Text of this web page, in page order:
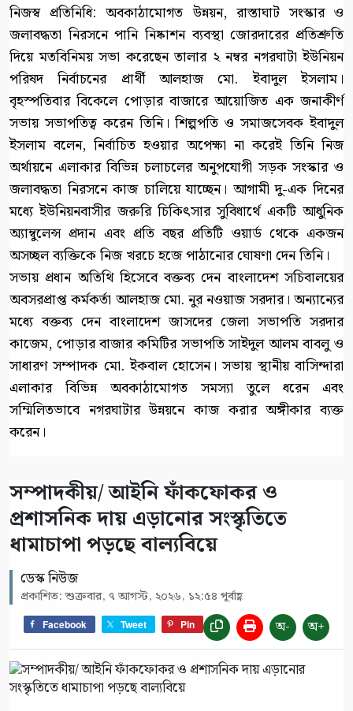
নিজস্ব প্রতিনিধি: অবকাঠামোগত উন্নয়ন, রাস্তাঘাট সংস্কার ও
জলাবদ্ধতা নিরসনে পানি নিষ্কাশন ব্যবস্থা জোরদারের প্রতিশ্রুতি
দিয়ে মতবিনিময় সভা করেছেন তালার ২ নম্বর নগরঘাটা ইউনিয়ন
পরিষদ নির্বাচনের প্রার্থী আলহাজ মো. ইবাদুল ইসলাম।
বৃহস্পতিবার বিকেলে পোড়ার বাজারে আয়োজিত এক জনাকীর্ণ
সভায় সভাপতিত্ব করেন তিনি। শিল্পপতি ও সমাজসেবক ইবাদুল
ইসলাম বলেন, নির্বাচিত হওয়ার অপেক্ষা না করেই তিনি নিজ
অর্থায়নে এলাকার বিভিন্ন চলাচলের অনুপযোগী সড়ক সংস্কার ও
জলাবদ্ধতা নিরসনে কাজ চালিয়ে যাচ্ছেন। আগামী দু-এক দিনের
মধ্যে ইউনিয়নবাসীর জরুরি চিকিৎসার সুবিধার্থে একটি আধুনিক
অ্যাম্বুলেন্স প্রদান এবং প্রতি বছর প্রতিটি ওয়ার্ড থেকে একজন
অসচ্ছল ব্যক্তিকে নিজ খরচে হজে পাঠানোর ঘোষণা দেন তিনি।
সভায় প্রধান অতিথি হিসেবে বক্তব্য দেন বাংলাদেশ সচিবালয়ের
অবসরপ্রাপ্ত কর্মকর্তা আলহাজ মো. নুর নওয়াজ সরদার। অন্যান্যের
মধ্যে বক্তব্য দেন বাংলাদেশ জাসদের জেলা সভাপতি সরদার
কাজেম, পোড়ার বাজার কমিটির সভাপতি সাইদুল আলম বাবলু ও
সাধারণ সম্পাদক মো. ইকবাল হোসেন। সভায় স্থানীয় বাসিন্দারা
এলাকার বিভিন্ন অবকাঠামোগত সমস্যা তুলে ধরেন এবং
সম্মিলিতভাবে নগরঘাটার উন্নয়নে কাজ করার অঙ্গীকার ব্যক্ত
করেন।
সম্পাদকীয়/ আইনি ফাঁকফোকর ও
প্রশাসনিক দায় এড়ানোর সংস্কৃতিতে
ধামাচাপা পড়ছে বাল্যবিয়ে
ডেস্ক নিউজ
প্রকাশিত: শুক্রবার, ৭ আগস্ট, ২০২৬, ১২:৫৪ পূর্বাহ্ণ
Facebook Tweet Pin অ- অ+